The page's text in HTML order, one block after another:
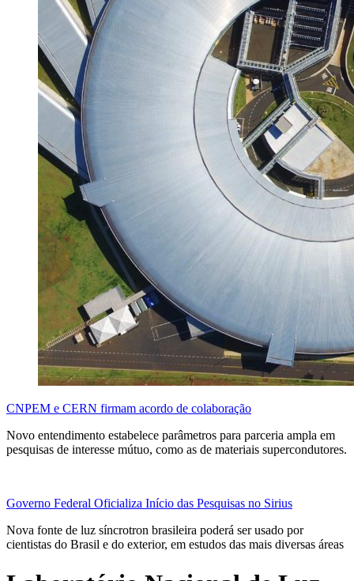
CNPEM e CERN firmam acordo de colaboração
Novo entendimento estabelece parâmetros para parceria ampla em
pesquisas de interesse mútuo, como as de materiais supercondutores.
Governo Federal Oficializa Início das Pesquisas no Sirius
Nova fonte de luz síncrotron brasileira poderá ser usado por
cientistas do Brasil e do exterior, em estudos das mais diversas áreas